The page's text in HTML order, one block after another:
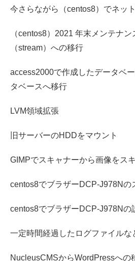
今さらながら（centos8）でネッ
（centos8）2021 年末メンテナ
（stream）への移行
access2000で作成したデータベ
タベースへ移行
LVM領域拡張
旧サーバーのHDDをマウント
GIMPでスキャナーから画像をス
centos8でブラザーDCP-J978Nの
centos8でブラザーDCP-J978Nの
一定時間経過したログファイルな
NucleusCMSからWordPressへの